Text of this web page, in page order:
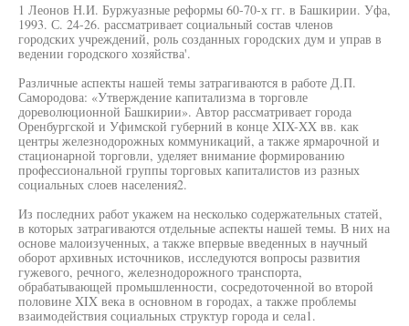
1 Леонов Н.И. Буржуазные реформы 60-70-х гг. в Башкирии. Уфа,
1993. С. 24-26. рассматривает социальный состав членов
городских учреждений, роль созданных городских дум и управ в
ведении городского хозяйства'.
Различные аспекты нашей темы затрагиваются в работе Д.П.
Самородова: «Утверждение капитализма в торговле
дореволюционной Башкирии». Автор рассматривает города
Оренбургской и Уфимской губерний в конце XIX-XX вв. как
центры железнодорожных коммуникаций, а также ярмарочной и
стационарной торговли, уделяет внимание формированию
профессиональной группы торговых капиталистов из разных
социальных слоев населения2.
Из последних работ укажем на несколько содержательных статей,
в которых затрагиваются отдельные аспекты нашей темы. В них на
основе малоизученных, а также впервые введенных в научный
оборот архивных источников, исследуются вопросы развития
гужевого, речного, железнодорожного транспорта,
обрабатывающей промышленности, сосредоточенной во второй
половине XIX века в основном в городах, а также проблемы
взаимодействия социальных структур города и села1.